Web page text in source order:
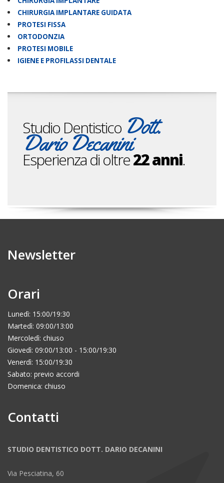
CHIRURGIA IMPLANTARE GUIDATA
PROTESI FISSA
ORTODONZIA
PROTESI MOBILE
IGIENE E PROFILASSI DENTALE
Studio Dentistico Dott.
Dario Decanini
Esperienza di oltre22 anni.
Newsletter
Orari
Lunedì: 15:00/19:30
Martedì: 09:00/13:00
Mercoledì: chiuso
Giovedì: 09:00/13:00 - 15:00/19:30
Venerdì: 15:00/19:30
Sabato: previo accordi
Domenica: chiuso
Contatti
STUDIO DENTISTICO DOTT. DARIO DECANINI
Via Pesciatina, 60